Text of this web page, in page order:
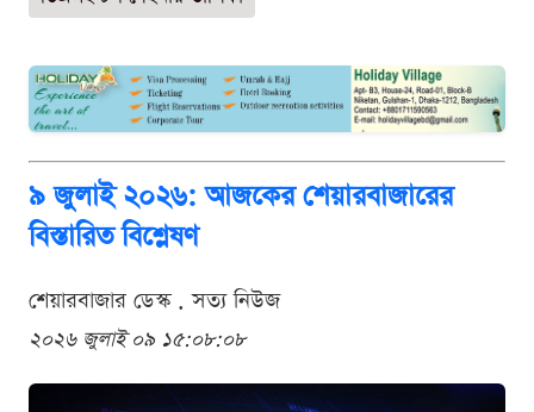
৯ জুলাই ২০২৬: আজকের শেয়ারবাজারের
বিস্তারিত বিশ্লেষণ
শেয়ারবাজার ডেস্ক . সত্য নিউজ
২০২৬ জুলাই ০৯ ১৫:০৮:০৮